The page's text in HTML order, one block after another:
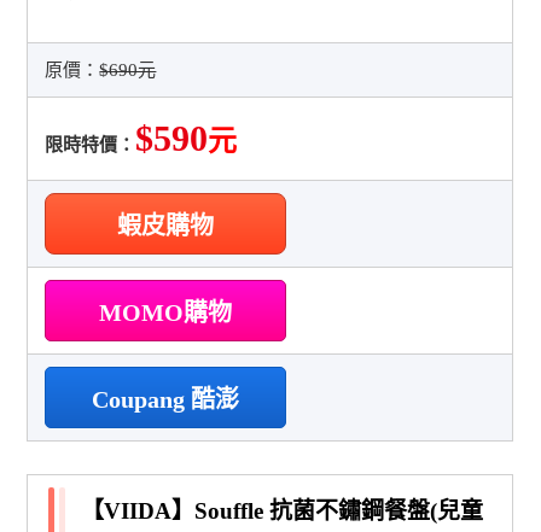
原價：$690元
限時特價： $590元
蝦皮購物
MOMO購物
Coupang 酷澎
【VIIDA】Souffle 抗菌不鏽鋼餐盤(兒童